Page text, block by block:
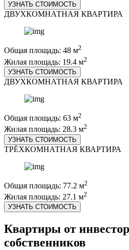
УЗНАТЬ СТОИМОСТЬ
ДВУХКОМНАТНАЯ КВАРТИРА
Общая площадь: 48 м2
Жилая площадь: 19.4 м2
УЗНАТЬ СТОИМОСТЬ
ДВУХКОМНАТНАЯ КВАРТИРА
Общая площадь: 63 м2
Жилая площадь: 28.3 м2
УЗНАТЬ СТОИМОСТЬ
ТРЁХКОМНАТНАЯ КВАРТИРА
Общая площадь: 77.2 м2
Жилая площадь: 27.1 м2
УЗНАТЬ СТОИМОСТЬ
Квартиры от
собственников